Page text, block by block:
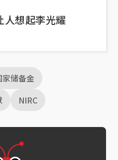
想起李光耀
家储备金
NIRC